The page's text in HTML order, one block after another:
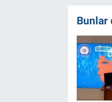
Bunlar